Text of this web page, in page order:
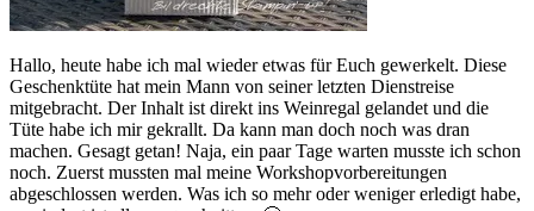
Hallo, heute habe ich mal wieder etwas für Euch gewerkelt. Diese
Geschenktüte hat mein Mann von seiner letzten Dienstreise
mitgebracht. Der Inhalt ist direkt ins Weinregal gelandet und die
Tüte habe ich mir gekrallt. Da kann man doch noch was dran
machen. Gesagt getan! Naja, ein paar Tage warten musste ich schon
noch. Zuerst mussten mal meine Workshopvorbereitungen
abgeschlossen werden. Was ich so mehr oder weniger erledigt habe,